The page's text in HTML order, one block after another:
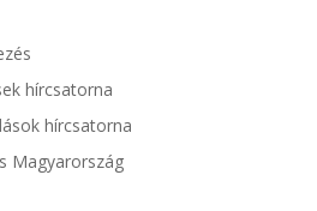
hírcsatorna
hírcsatorna
Magyarország